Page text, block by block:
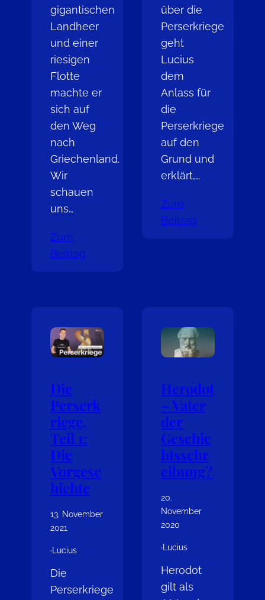
gigantischen
Landheer
und einer
riesigen
Flotte
machte er
sich auf
den Weg
nach
Griechenland.
Wir
schauen
uns…
Zum
Beitrag
über die
Perserkriege
geht
Lucius
dem
Anlass für
die
Perserkriege
auf den
Grund und
erklärt,…
Zum
Beitrag
Die
Perserk
riege,
Teil 1:
Die
Vorgesc
hichte
13. November
2021
·Lucius
Die
Perserkriege
Herodot
– Vater
der
Geschic
htsschr
eibung?
20.
November
2020
·Lucius
Herodot
gilt als